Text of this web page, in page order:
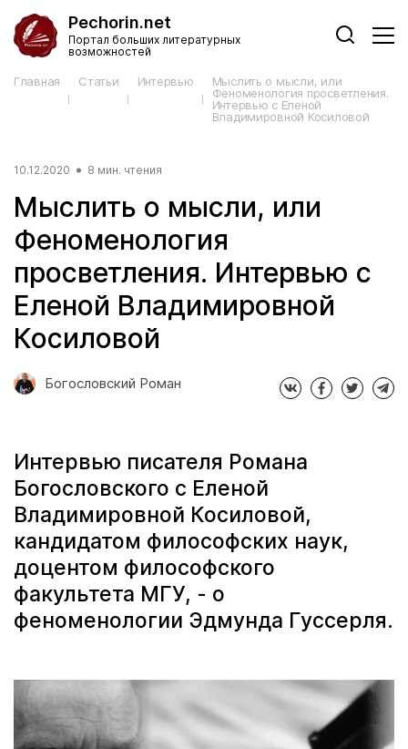
Pechorin.net
Портал больших литературных
возможностей
Главная Статьи Интервью
Мыслить о мысли, или
Феноменология просветления.
Интервью с Еленой
Владимировной Косиловой
Мыслить о мысли, или
Феноменология
просветления. Интервью с
Еленой Владимировной
Косиловой
10.12.2020 8 мин. чтения
Богословский Роман
Интервью писателя Романа
Богословского с Еленой
Владимировной Косиловой,
кандидатом философских наук,
доцентом философского
факультета МГУ, - о
феноменологии Эдмунда Гуссерля.